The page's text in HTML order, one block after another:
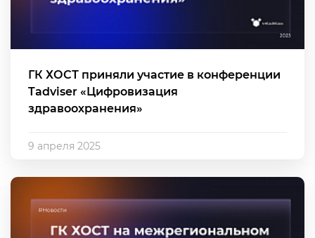
ГК ХОСТ приняли участие в конференции
Tadviser «Цифровизация
здравоохранения»
9 апреля 2025